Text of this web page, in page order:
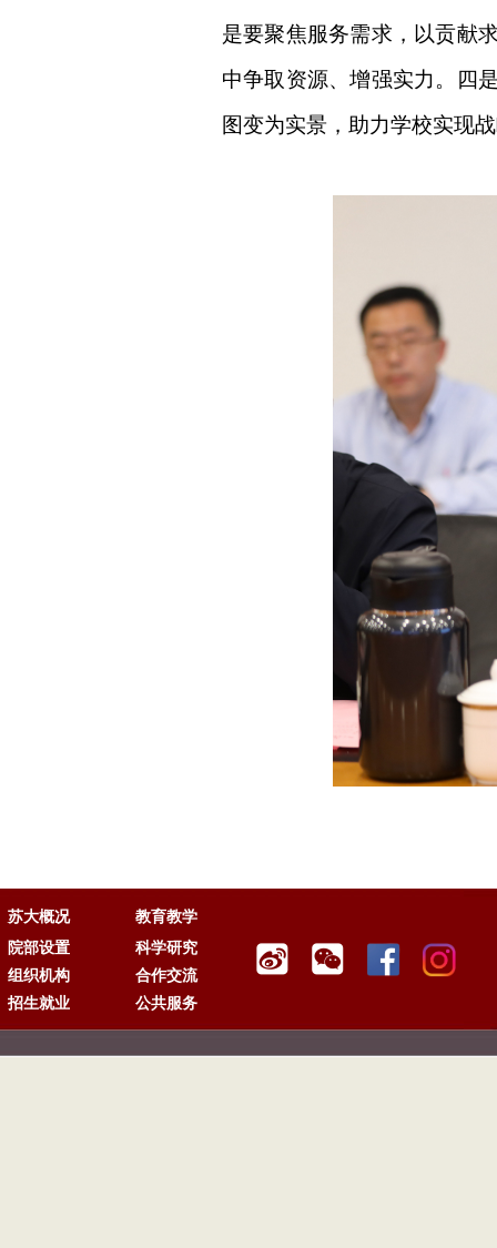
是要聚焦服务需求，以贡献
中争取资源、增强实力。四
图变为实景，助力学校实现
苏大概况
教育教学
院部设置
科学研究
组织机构
合作交流
招生就业
公共服务